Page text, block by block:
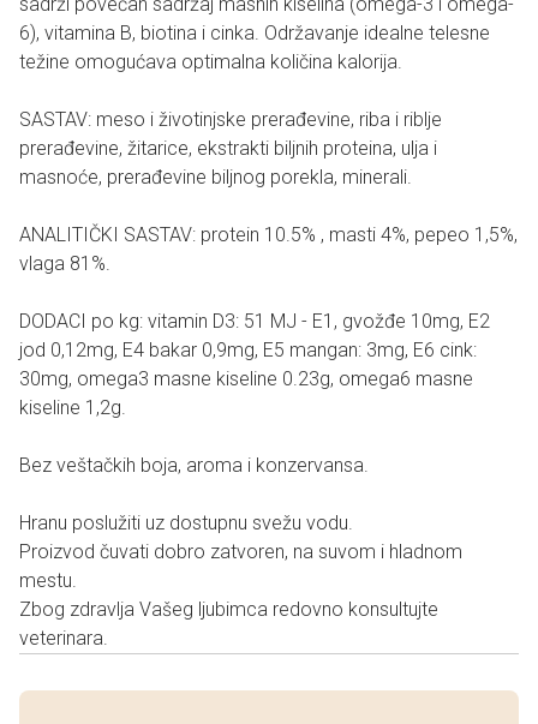
6), vitamina B, biotina i cinka. Održavanje idealne telesne
težine omogućava optimalna količina kalorija.
SASTAV: meso i životinjske prerađevine, riba i riblje
prerađevine, žitarice, ekstrakti biljnih proteina, ulja i
masnoće, prerađevine biljnog porekla, minerali.
ANALITIČKI SASTAV: protein 10.5% , masti 4%, pepeo 1,5%,
vlaga 81%.
DODACI po kg: vitamin D3: 51 MJ - E1, gvožđe 10mg, E2
jod 0,12mg, E4 bakar 0,9mg, E5 mangan: 3mg, E6 cink:
30mg, omega3 masne kiseline 0.23g, omega6 masne
kiseline 1,2g.
Bez veštačkih boja, aroma i konzervansa.
Hranu poslužiti uz dostupnu svežu vodu.
Proizvod čuvati dobro zatvoren, na suvom i hladnom
mestu.
Zbog zdravlja Vašeg ljubimca redovno konsultujte
veterinara.